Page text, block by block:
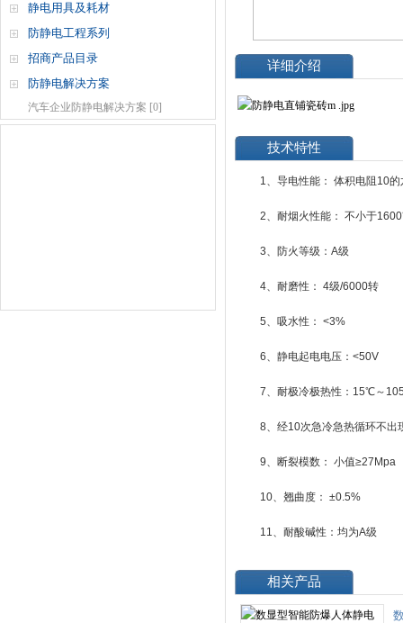
静电用具及耗材
防静电工程系列
招商产品目录
防静电解决方案
汽车企业防静电解决方案 [0]
详细介绍
技术特性
1、导电性能： 体积电阻10
2、耐烟火性能： 不小于
3、防火等级：A级
4、耐磨性： 4级/6000转
5、吸水性： <3%
6、静电起电电压：<50V
7、耐极冷极热性：15℃～
8、经10次急冷急热循环不出
9、断裂模数： 小值≥27Mpa
10、翘曲度： ±0.5%
11、耐酸碱性：均为A级
相关产品